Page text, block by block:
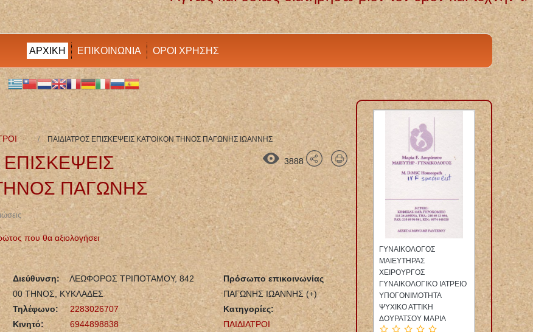
ΑΡΧΙΚΗ ΕΠΙΚΟΙΝΩΝΙΑ ΟΡΟΙ ΧΡΗΣΗΣ
ΠΑΙΔΙΑΤΡΟΣ ΕΠΙΣΚΕΨΕΙΣ ΚΑΤ'ΟΙΚΟΝ ΤΗΝΟΣ ΠΑΓΩΝΗΣ ΙΩΑΝΝΗΣ
ΕΠΙΣΚΕΨΕΙΣ
ΠΑΓΩΝΗΣ
που θα αξιολογήσει
3888
Διεύθυνση:
ΛΕΩΦΟΡΟΣ ΤΡΙΠΟΤΑΜΟΥ, 842
00 ΤΗΝΟΣ, ΚΥΚΛΑΔΕΣ
Τηλέφωνο:
2283026707
Κινητό:
6944898838
Πρόσωπο επικοινωνίας
ΠΑΓΩΝΗΣ ΙΩΑΝΝΗΣ (+)
Κατηγορίες:
ΠΑΙΔΙΑΤΡΟΙ
ΜΙΚΡΟΒΙΟΛΟΓΟΣ
ΒΙΟΠΑΘΟΛΟΓΟΣ
ΜΙΚΡΟΒΙΟΛΟΓΙΚΟ
ΕΡΓΑΣΤΗΡΙΟ BIOLAB
ΤΗΝΟΣ ΠΑΠΑΔΟΠΟΥΛΟΥ
ΘΕΟΔΩΡΑ
ΝΕΥΡΟΧΕΙΡΟΥΡΓΟΣ
ΧΕΙΡΟΥΡΓΟΣ
ΣΠΟΝΔΥΛΙΚΗΣ ΣΤΗΛΗΣ
ΧΑΪΔΑΡΙ ΑΤΤΙΚΗ
ΔΗΜΟΓΕΡΟΝΤΑΣ
ΓΕΩΡΓΙΟΣ
ΓΥΝΑΙΚΟΛΟΓΟΣ
ΜΑΙΕΥΤΗΡΑΣ
ΧΕΙΡΟΥΡΓΟΣ
ΓΥΝΑΙΚΟΛΟΓΙΚΟ ΙΑΤΡΕΙΟ
ΥΠΟΓΟΝΙΜΟΤΗΤΑ
ΨΥΧΙΚΟ ΑΤΤΙΚΗ
ΔΟΥΡΑΤΣΟΥ ΜΑΡΙΑ
ΑΝΑΠΗΡΙΚΑ
ΟΡΘΟΠΕΔΙΚΑ ΕΙΔΗ
ΙΩΑΝΝΙΝΑ ΚΑΡΒΟΥΝΗΣ
ΚΩΝΣΤΑΝΤΙΝΟΣ
ΑΤΤΙΚΗ